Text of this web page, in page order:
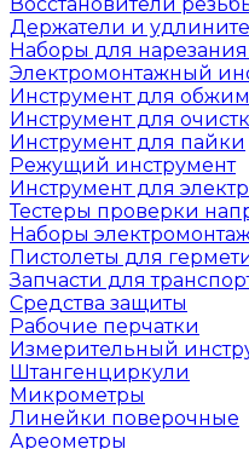
Держатели и
Наборы для
Электромонтажный
Инструмент для
Инструмент для
Инструмент для пайки
Режущий инструмент
Инструмент для
Тестеры проверки
Наборы
Пистолеты для
Запчасти для
Средства защиты
Рабочие перчатки
Измерительный
Штангенциркули
Микрометры
Линейки поверочные
Ареометры